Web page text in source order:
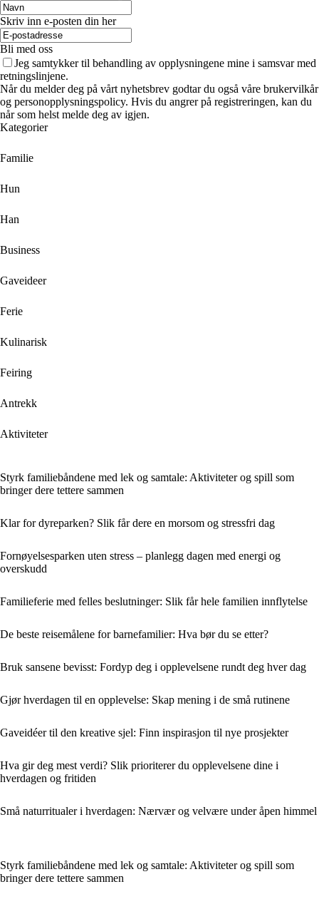
Skriv inn e-posten din her
Bli med oss
Jeg samtykker til behandling av opplysningene mine i samsvar med
retningslinjene.
Når du melder deg på vårt nyhetsbrev godtar du også våre brukervilkår
og personopplysningspolicy. Hvis du angrer på registreringen, kan du
når som helst melde deg av igjen.
Kategorier
Familie
Hun
Han
Business
Gaveideer
Ferie
Kulinarisk
Feiring
Antrekk
Aktiviteter
Styrk familiebåndene med lek og samtale: Aktiviteter og spill som
bringer dere tettere sammen
Klar for dyreparken? Slik får dere en morsom og stressfri dag
Fornøyelsesparken uten stress – planlegg dagen med energi og
overskudd
Familieferie med felles beslutninger: Slik får hele familien innflytelse
De beste reisemålene for barnefamilier: Hva bør du se etter?
Bruk sansene bevisst: Fordyp deg i opplevelsene rundt deg hver dag
Gjør hverdagen til en opplevelse: Skap mening i de små rutinene
Gaveidéer til den kreative sjel: Finn inspirasjon til nye prosjekter
Hva gir deg mest verdi? Slik prioriterer du opplevelsene dine i
hverdagen og fritiden
Små naturritualer i hverdagen: Nærvær og velvære under åpen himmel
Styrk familiebåndene med lek og samtale: Aktiviteter og spill som
bringer dere tettere sammen